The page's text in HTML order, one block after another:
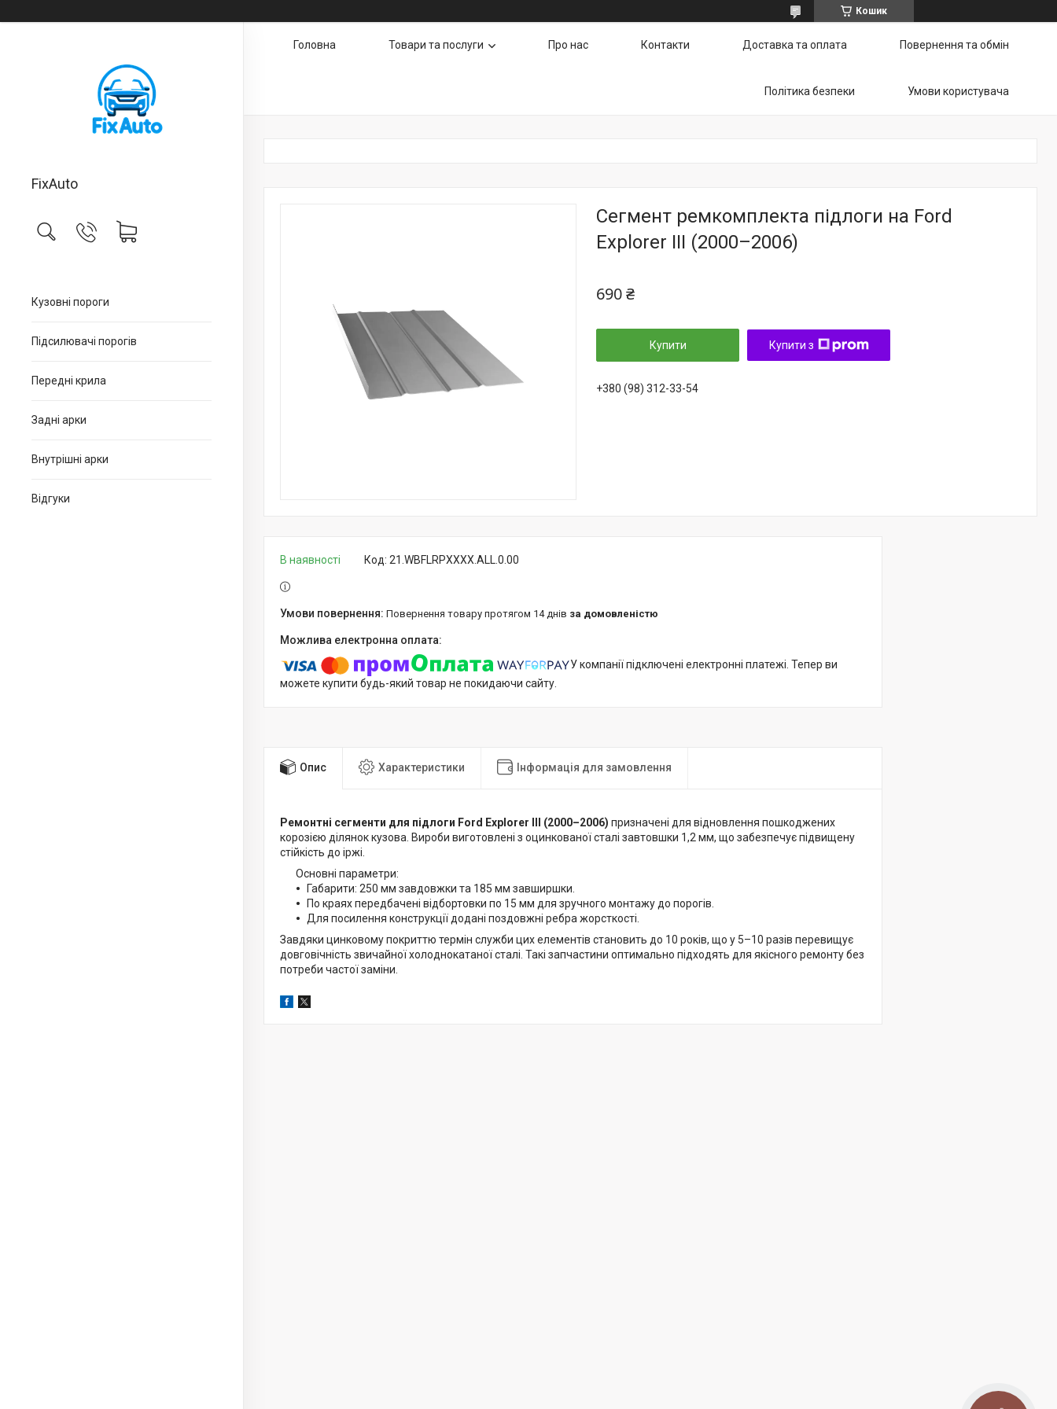
Кошик
FixAuto
Кузовні пороги
Підсилювачі порогів
Передні крила
Задні арки
Внутрішні арки
Відгуки
Головна Товари та послуги Про нас Контакти Доставка та оплата Повернення та обмін
Політика безпеки Умови користувача
Сегмент ремкомплекта підлоги на Ford
Explorer III (2000–2006)
690 ₴
Купити Купити з
+380 (98) 312-33-54
В наявності Код: 21.WBFLRPXXXX.ALL.0.00
повернення товару протягом 14 днів за домовленістю
У компанії підключені електронні платежі. Тепер ви
можете купити будь-який товар не покидаючи сайту.
Опис Характеристики Інформація для замовлення
Ремонтні сегменти для підлоги Ford Explorer III (2000–2006) призначені для відновлення пошкоджених
корозією ділянок кузова. Вироби виготовлені з оцинкованої сталі завтовшки 1,2 мм, що забезпечує підвищену
стійкість до іржі.
Основні параметри:
Габарити: 250 мм завдовжки та 185 мм завширшки.
По краях передбачені відбортовки по 15 мм для зручного монтажу до порогів.
Для посилення конструкції додані поздовжні ребра жорсткості.
Завдяки цинковому покриттю термін служби цих елементів становить до 10 років, що у 5–10 разів перевищує
довговічність звичайної холоднокатаної сталі. Такі запчастини оптимально підходять для якісного ремонту без
потреби частої заміни.